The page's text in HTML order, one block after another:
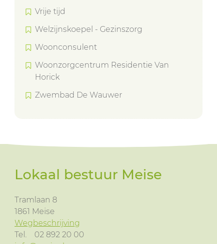
Vrije tijd
Welzijnskoepel - Gezinszorg
Woonconsulent
Woonzorgcentrum Residentie Van
Horick
Zwembad De Wauwer
Lokaal bestuur Meise
Tramlaan 8
1861 Meise
Wegbeschrijving
Tel.
02 892 20 00